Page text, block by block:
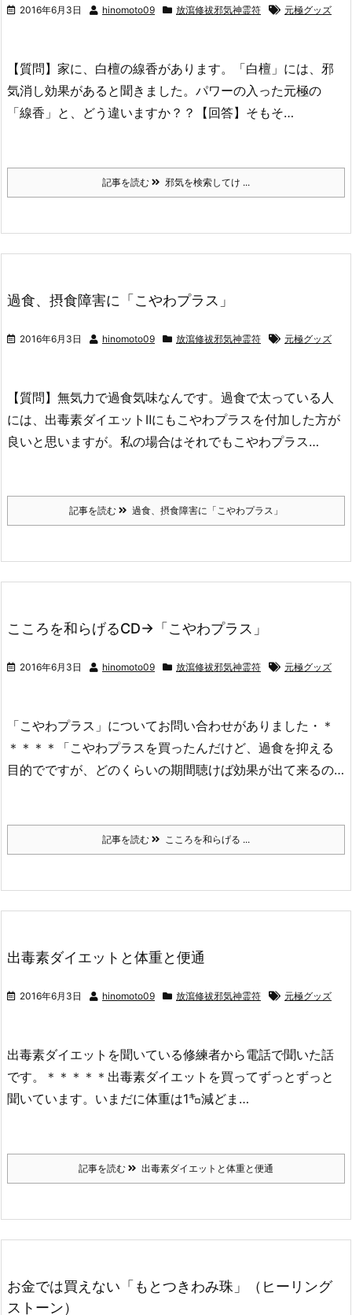
2016年6月3日 hinomoto09 放瀉修祓邪気神霊符 元極グッズ
【質問】家に、白檀の線香があります。「白檀」には、邪
気消し効果があると聞きました。パワーの入った元極の
「線香」と、どう違いますか？？【回答】そもそ…
記事を読む 邪気を検索してけ ...
過食、摂食障害に「こやわプラス」
2016年6月3日 hinomoto09 放瀉修祓邪気神霊符 元極グッズ
【質問】無気力で過食気味なんです。過食で太っている人
には、出毒素ダイエットⅡにもこやわプラスを付加した方が
良いと思いますが。私の場合はそれでもこやわプラス…
記事を読む 過食、摂食障害に「こやわプラス」
こころを和らげるCD→「こやわプラス」
2016年6月3日 hinomoto09 放瀉修祓邪気神霊符 元極グッズ
「こやわプラス」についてお問い合わせがありました・＊
＊＊＊＊「こやわプラスを買ったんだけど、過食を抑える
目的でですが、どのくらいの期間聴けば効果が出て来るの…
記事を読む こころを和らげる ...
出毒素ダイエットと体重と便通
2016年6月3日 hinomoto09 放瀉修祓邪気神霊符 元極グッズ
出毒素ダイエットを聞いている修練者から電話で聞いた話
です。＊＊＊＊＊出毒素ダイエットを買ってずっとずっと
聞いています。いまだに体重は1㌔減どま…
記事を読む 出毒素ダイエットと体重と便通
お金では買えない「もとつきわみ珠」（ヒーリング
ストーン）